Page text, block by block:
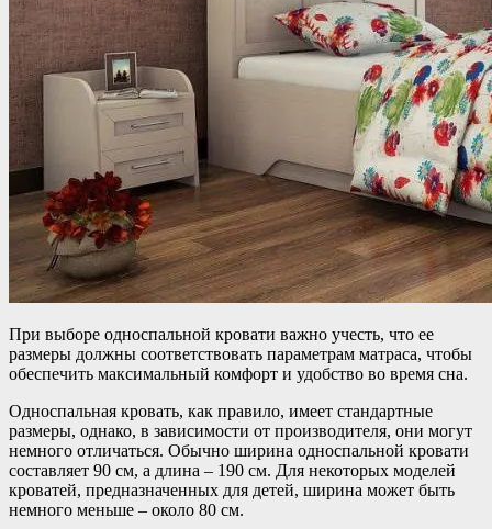
При выборе односпальной кровати важно учесть, что ее
размеры должны соответствовать параметрам матраса, чтобы
обеспечить максимальный комфорт и удобство во время сна.
Односпальная кровать, как правило, имеет стандартные
размеры, однако, в зависимости от производителя, они могут
немного отличаться. Обычно ширина односпальной кровати
составляет 90 см, а длина – 190 см. Для некоторых моделей
кроватей, предназначенных для детей, ширина может быть
немного меньше – около 80 см.